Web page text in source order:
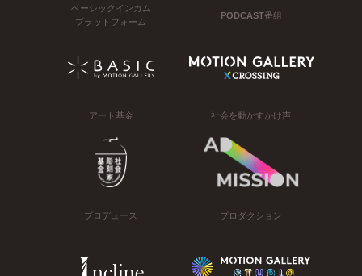
ベーシックインカム
プラットフォーム
PODCAST番組
アート基金 社会を動かすかけ声
プロデュース プロダクション